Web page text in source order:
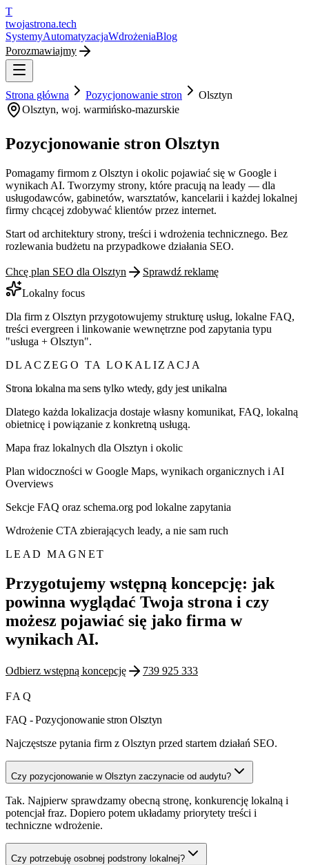
T
twojastrona.tech
SystemyAutomatyzacjaWdrożeniaBlog
Porozmawiajmy
Strona główna Pozycjonowanie stron
Olsztyn
Olsztyn, woj. warmińsko-mazurskie
Pozycjonowanie stron Olsztyn
Pomagamy firmom z Olsztyn i okolic pojawiać się w Google i
wynikach AI. Tworzymy strony, które pracują na leady — dla
usługodawców, gabinetów, warsztatów, kancelarii i każdej lokalnej
firmy chcącej zdobywać klientów przez internet.
Start od architektury strony, treści i wdrożenia technicznego. Bez
rozlewania budżetu na przypadkowe działania SEO.
Chcę plan SEO dla Olsztyn
Sprawdź reklamę
Lokalny focus
Dla firm z Olsztyn przygotowujemy strukturę usług, lokalne FAQ,
treści evergreen i linkowanie wewnętrzne pod zapytania typu
"usługa + Olsztyn".
DLACZEGO TA LOKALIZACJA
Strona lokalna ma sens tylko wtedy, gdy jest unikalna
Dlatego każda lokalizacja dostaje własny komunikat, FAQ, lokalną
obietnicę i powiązanie z konkretną usługą.
Mapa fraz lokalnych dla Olsztyn i okolic
Plan widoczności w Google Maps, wynikach organicznych i AI
Overviews
Sekcje FAQ oraz schema.org pod lokalne zapytania
Wdrożenie CTA zbierających leady, a nie sam ruch
LEAD MAGNET
Przygotujemy wstępną koncepcję: jak
powinna wyglądać Twoja strona i czy
możesz pojawiać się jako firma w
wynikach AI.
Odbierz wstępną koncepcję 739 925 333
FAQ
FAQ - Pozycjonowanie stron Olsztyn
Najczęstsze pytania firm z Olsztyn przed startem działań SEO.
Czy pozycjonowanie w Olsztyn zaczynacie od audytu?
Tak. Najpierw sprawdzamy obecną stronę, konkurencję lokalną i
potencjał fraz. Dopiero potem układamy priorytety treści i
techniczne wdrożenie.
Czy potrzebuję osobnej podstrony lokalnej?